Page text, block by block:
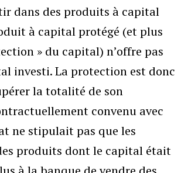
dans des produits à capital
à capital protégé (et plus
» du capital) n’offre pas
investi. La protection est donc
la totalité de son
convenu avec
ne stipulait pas que les
produits dont le capital était